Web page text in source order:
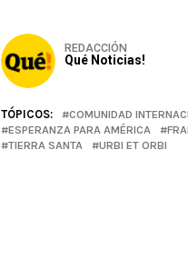
REDACCIÓN
Qué Noticias!
TÓPICOS: COMUNIDAD
ESPERANZA PARA AMÉRICA
TIERRA SANTA
URBI ET ORBI